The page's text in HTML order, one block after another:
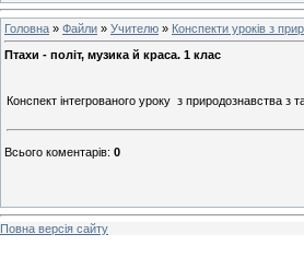
Головна » Файли » Учителю » Конспекти уроків з
Птахи - політ, музика й краса. 1 клас
Конспект інтегрованого уроку з природознавства з
Всього коментарів: 0
Повна версія сайту